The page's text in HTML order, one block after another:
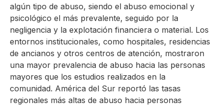
algún tipo de abuso, siendo el abuso emocional y
psicológico el más prevalente, seguido por la
negligencia y la explotación financiera o material. Los
entornos institucionales, como hospitales, residencias
de ancianos y otros centros de atención, mostraron
una mayor prevalencia de abuso hacia las personas
mayores que los estudios realizados en la
comunidad. América del Sur reportó las tasas
regionales más altas de abuso hacia personas